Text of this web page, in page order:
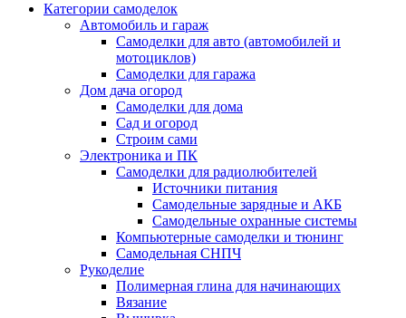
Категории самоделок
Автомобиль и гараж
Самоделки для авто (автомобилей и
мотоциклов)
Самоделки для гаража
Дом дача огород
Самоделки для дома
Сад и огород
Строим сами
Электроника и ПК
Самоделки для радиолюбителей
Источники питания
Самодельные зарядные и АКБ
Самодельные охранные системы
Компьютерные самоделки и тюнинг
Самодельная СНПЧ
Рукоделие
Полимерная глина для начинающих
Вязание